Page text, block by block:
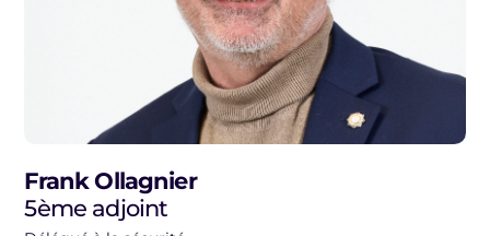
Frank Ollagnier
5ème adjoint